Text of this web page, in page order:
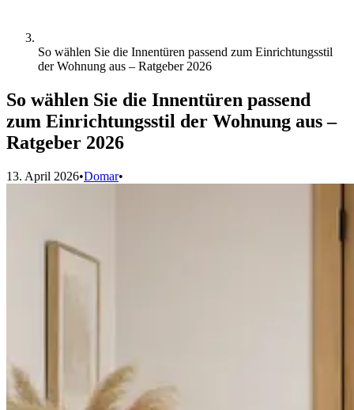
So wählen Sie die Innentüren passend zum Einrichtungsstil
der Wohnung aus – Ratgeber 2026
So wählen Sie die Innentüren passend
zum Einrichtungsstil der Wohnung aus –
Ratgeber 2026
13. April 2026•Domar•